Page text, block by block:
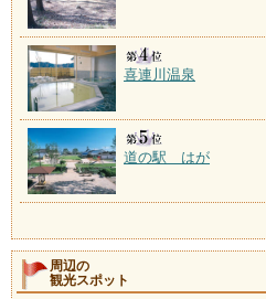
喜連川温泉
道の駅 はが
周辺の
観光スポット